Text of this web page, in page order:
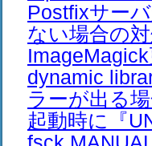
Postfixサー
ない場合の
dynamic
ラーが出る
起動時に『